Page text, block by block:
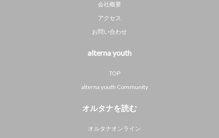
会社概要
アクセス
お問い合わせ
alterna youth
TOP
alterna youth Community
オルタナを読む
オルタナオンライン